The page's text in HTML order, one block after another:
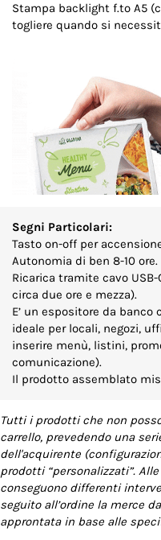
Stampa backlight f.to A5
togliere quando si
Segni Particolari:
Tasto on-off per
Autonomia di ben 8-10 ore.
Ricarica tramite cavo
circa due ore e mezza).
E’ un espositore da
ideale per locali, negozi,
inserire menù, listini,
comunicazione).
Il prodotto assemblato
Tutti i prodotti che non
carrello, prevedendo una
dell'acquirente
prodotti “personalizzati”.
conseguono differenti
seguito all’ordine la merce
approntata in base alle